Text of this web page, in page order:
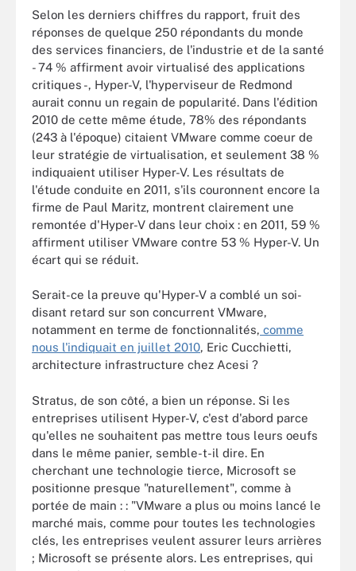
Selon les derniers chiffres du rapport, fruit des
réponses de quelque 250 répondants du monde
des services financiers, de l'industrie et de la santé
- 74 % affirment avoir virtualisé des applications
critiques -, Hyper-V, l'hyperviseur de Redmond
aurait connu un regain de popularité. Dans l'édition
2010 de cette même étude, 78% des répondants
(243 à l'époque) citaient VMware comme coeur de
leur stratégie de virtualisation, et seulement 38 %
indiquaient utiliser Hyper-V. Les résultats de
l'étude conduite en 2011, s'ils couronnent encore la
firme de Paul Maritz, montrent clairement une
remontée d'Hyper-V dans leur choix : en 2011, 59 %
affirment utiliser VMware contre 53 % Hyper-V. Un
écart qui se réduit.
Serait-ce la preuve qu'Hyper-V a comblé un soi-
disant retard sur son concurrent VMware,
notamment en terme de fonctionnalités, comme
nous l'indiquait en juillet 2010, Eric Cucchietti,
architecture infrastructure chez Acesi ?
Stratus, de son côté, a bien un réponse. Si les
entreprises utilisent Hyper-V, c'est d'abord parce
qu'elles ne souhaitent pas mettre tous leurs oeufs
dans le même panier, semble-t-il dire. En
cherchant une technologie tierce, Microsoft se
positionne presque "naturellement", comme à
portée de main : : "VMware a plus ou moins lancé le
marché mais, comme pour toutes les technologies
clés, les entreprises veulent assurer leurs arrières
; Microsoft se présente alors. Les entreprises, qui